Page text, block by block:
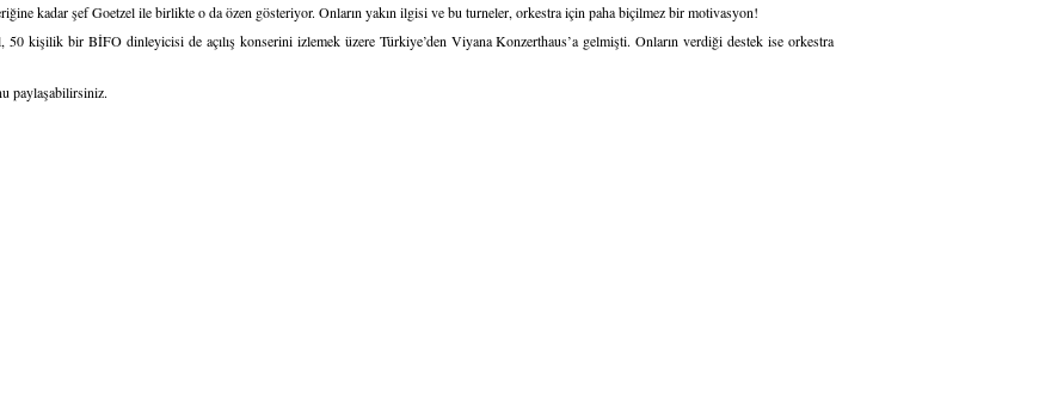
kadar şef Goetzel ile birlikte o da özen gösteriyor. Onların yakın ilgisi ve bu turneler, orkestra için paha biçilmez bir motivasyon!
kişilik bir BİFO dinleyicisi de açılış konserini izlemek üzere Türkiye’den Viyana Konzerthaus’a gelmişti. Onların verdiği destek ise orkestra
paylaşabilirsiniz.